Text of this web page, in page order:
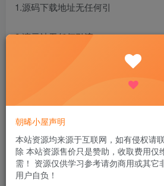
1.源码下载地址无任何引
2.演示站无任何引流
5.先去下载源码，然后去领一个免费
到上传文件，然后解压，然后绑定一
朝晞小屋声明
本站资源均来源于互联网，如有侵权请
除 本站资源售价只是赞助，收取费用仅
需！ 资源仅供学习参考请勿商用或其它
用户自负！